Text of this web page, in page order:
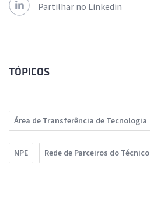
Partilhar no Linkedin
TÓPICOS
Área de Transferência de Tecnologia
NPE Rede de Parceiros do Técnico